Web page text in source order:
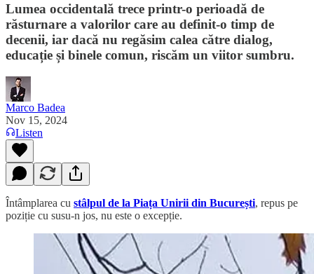
Lumea occidentală trece printr-o perioadă de
răsturnare a valorilor care au definit-o timp de
decenii, iar dacă nu regăsim calea către dialog,
educație și binele comun, riscăm un viitor sumbru.
Marco Badea
Nov 15, 2024
Listen
Întâmplarea cu stâlpul de la Piața Unirii din București, repus pe
poziție cu susu-n jos, nu este o excepție.